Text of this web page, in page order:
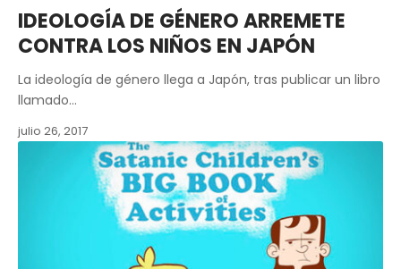
IDEOLOGÍA DE GÉNERO ARREMETE
CONTRA LOS NIÑOS EN JAPÓN
La ideología de género llega a Japón, tras publicar un libro
llamado…
julio 26, 2017